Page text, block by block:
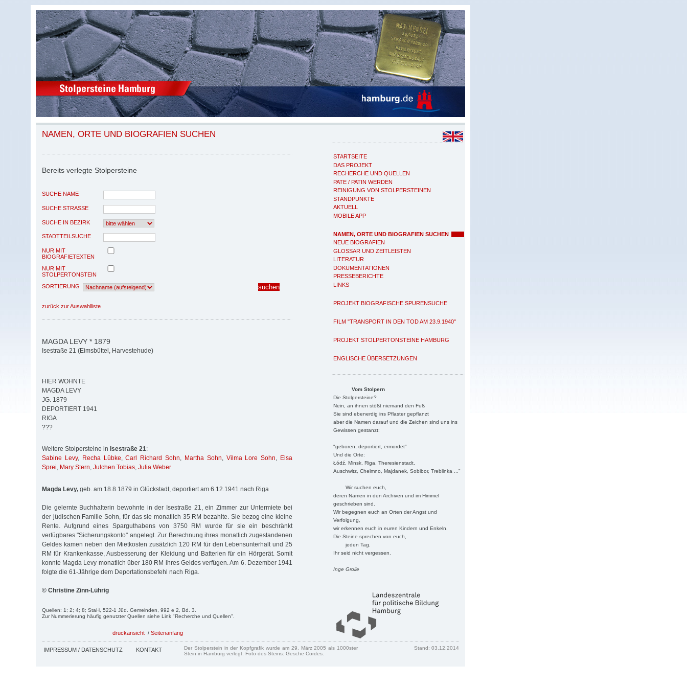
STARTSEITE
DAS PROJEKT
RECHERCHE UND QUELLEN
PATE / PATIN WERDEN
REINIGUNG VON STOLPERSTEINEN
STANDPUNKTE
AKTUELL
MOBILE APP
NAMEN, ORTE UND BIOGRAFIEN SUCHEN
NEUE BIOGRAFIEN
GLOSSAR UND ZEITLEISTEN
LITERATUR
DOKUMENTATIONEN
PRESSEBERICHTE
LINKS
PROJEKT BIOGRAFISCHE SPURENSUCHE
FILM "TRANSPORT IN DEN TOD AM 23.9.1940"
PROJEKT STOLPERTONSTEINE HAMBURG
ENGLISCHE ÜBERSETZUNGEN
Vom Stolpern
Die Stolpersteine?
Nein, an ihnen stößt niemand den Fuß
Sie sind ebenerdig ins Pflaster gepflanzt
aber die Namen darauf und die Zeichen sind uns ins
Gewissen gestanzt:
"geboren, deportiert, ermordet"
Und die Orte:
Łódź, Minsk, Riga, Theresienstadt,
Auschwitz, Chelmno, Majdanek, Sobibor, Treblinka ..."
Wir suchen euch,
deren Namen in den Archiven und im Himmel
geschrieben sind.
Wir begegnen euch an Orten der Angst und
Verfolgung,
wir erkennen euch in euren Kindern und Enkeln.
Die Steine sprechen von euch,
jeden Tag.
Ihr seid nicht vergessen.
Inge Grolle
NAMEN, ORTE UND BIOGRAFIEN SUCHEN
Bereits verlegte Stolpersteine
SUCHE NAME
SUCHE STRASSE
SUCHE IN BEZIRK
STADTTEILSUCHE
NUR MIT
BIOGRAFIETEXTEN
NUR MIT
STOLPERTONSTEIN
SORTIERUNG
zurück zur Auswahlliste
MAGDA LEVY * 1879
Isestraße 21 (Eimsbüttel, Harvestehude)
HIER WOHNTE
MAGDA LEVY
JG. 1879
DEPORTIERT 1941
RIGA
???
Weitere Stolpersteine in Isestraße 21:
Sabine Levy, Recha Lübke,Carl Richard Sohn, Martha Sohn, Vilma Lore Sohn, Elsa
Sprei, Mary Stern, Julchen Tobias, Julia Weber
Magda Levy, geb. am 18.8.1879 in Glückstadt, deportiert am 6.12.1941 nach Riga
Die gelernte Buchhalterin bewohnte in der Isestraße 21, ein Zimmer zur Untermiete bei
der jüdischen Familie Sohn, für das sie monatlich 35 RM bezahlte. Sie bezog eine kleine
Rente. Aufgrund eines Sparguthabens von 3750 RM wurde für sie ein beschränkt
verfügbares "Sicherungskonto" angelegt. Zur Berechnung ihres monatlich zugestandenen
Geldes kamen neben den Mietkosten zusätzlich 120 RM für den Lebensunterhalt und 25
RM für Krankenkasse, Ausbesserung der Kleidung und Batterien für ein Hörgerät. Somit
konnte Magda Levy monatlich über 180 RM ihres Geldes verfügen. Am 6. Dezember 1941
folgte die 61-Jährige dem Deportationsbefehl nach Riga.
© Christine Zinn-Lührig
Quellen: 1; 2; 4; 8; StaH, 522-1 Jüd. Gemeinden, 992 e 2, Bd. 3.
Zur Nummerierung häufig genutzter Quellen siehe Link "Recherche und Quellen".
druckansicht / Seitenanfang
IMPRESSUM / DATENSCHUTZ KONTAKT
Der Stolperstein in der Kopfgrafik wurde am 29. März 2005 als 1000ster
Stein in Hamburg verlegt. Foto des Steins: Gesche Cordes.
Stand: 03.12.2014